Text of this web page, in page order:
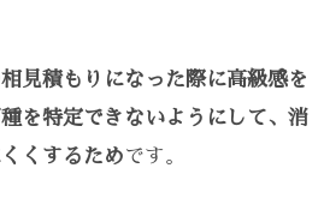
見積もりになった際に高級感を
を特定できないようにして、消
くするためです。